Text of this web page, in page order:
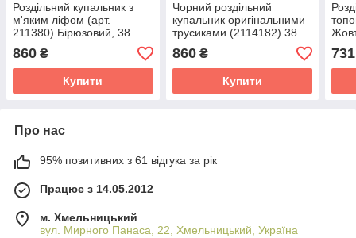
Роздільний купальник з
м'яким ліфом (арт.
211380) Бірюзовий, 38
860 ₴
Купити
Чорний роздільний
купальник оригінальними
трусиками (2114182) 38
860₴
Купити
731
Про нас
95% позитивних з 61 відгука за рік
Працює з 14.05.2012
м. Хмельницький
вул. Мирного Панаса, 22, Хмельницький, Україна